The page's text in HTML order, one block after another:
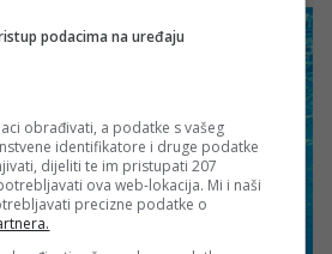
podacima na uređaju
obrađivati, a podatke s vašeg
identifikatore i druge podatke
dijeliti te im pristupati 207
ova web-lokacija. Mi i naši
precizne podatke o